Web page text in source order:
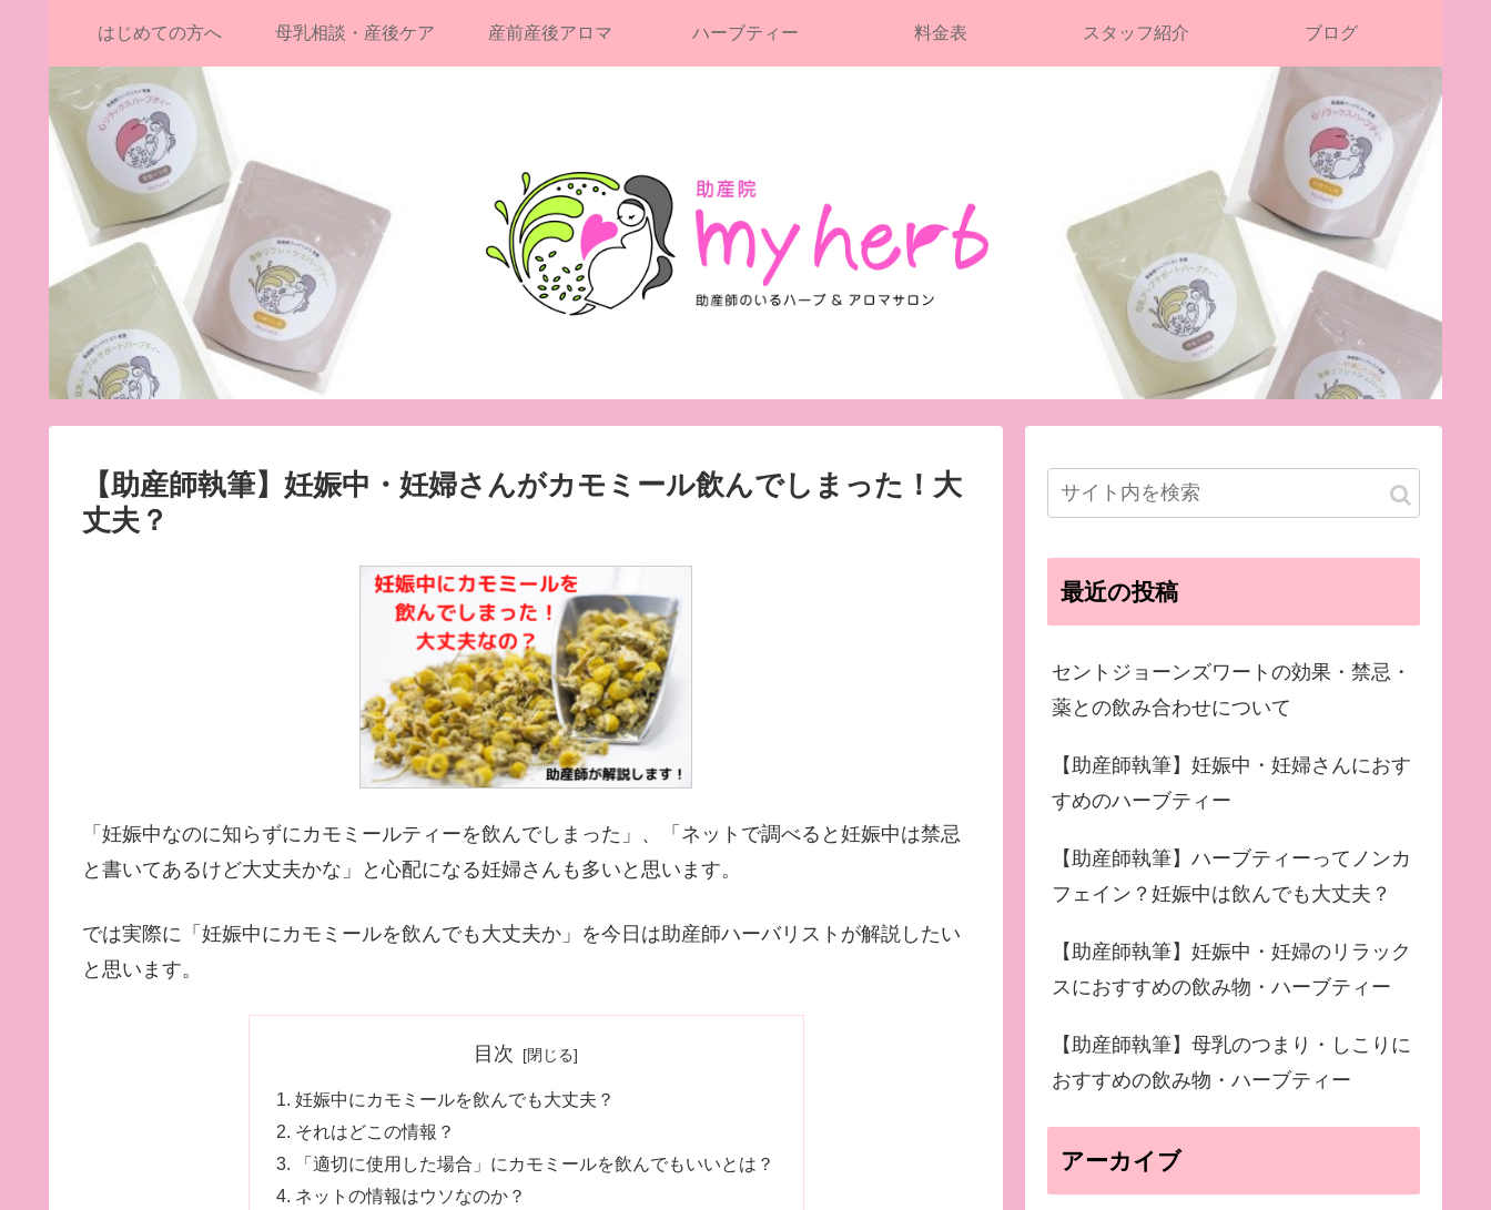
はじめての方へ 母乳相談・産後ケア 産前産後アロマ ハーブティー 料金表 スタッフ紹介 ブログ
【助産師執筆】妊娠中・妊婦さんがカモミール飲んでしまった！大
丈夫？
「妊娠中なのに知らずにカモミールティーを飲んでしまった」、「ネットで調べると妊娠中は禁忌
と書いてあるけど大丈夫かな」と心配になる妊婦さんも多いと思います。
では実際に「妊娠中にカモミールを飲んでも大丈夫か」を今日は助産師ハーバリストが解説したい
と思います。
目次
妊娠中にカモミールを飲んでも大丈夫？
それはどこの情報？
「適切に使用した場合」にカモミールを飲んでもいいとは？
ネットの情報はウソなのか？
最近の投稿
セントジョーンズワートの効果・禁忌・
薬との飲み合わせについて
【助産師執筆】妊娠中・妊婦さんにおす
すめのハーブティー
【助産師執筆】ハーブティーってノンカ
フェイン？妊娠中は飲んでも大丈夫？
【助産師執筆】妊娠中・妊婦のリラック
スにおすすめの飲み物・ハーブティー
【助産師執筆】母乳のつまり・しこりに
おすすめの飲み物・ハーブティー
アーカイブ